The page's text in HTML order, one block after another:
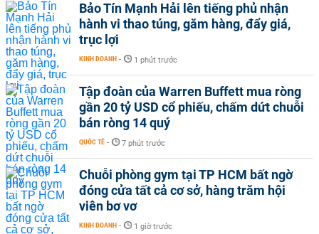
Bảo Tín Mạnh Hải lên tiếng phủ nhận
hành vi thao túng, găm hàng, đẩy giá,
trục lợi
KINH DOANH - 1 phút trước
Tập đoàn của Warren Buffett mua ròng
gần 20 tỷ USD cổ phiếu, chấm dứt chuỗi
bán ròng 14 quý
QUỐC TẾ - 7 phút trước
Chuỗi phòng gym tại TP HCM bất ngờ
đóng cửa tất cả cơ sở, hàng trăm hội
viên bơ vơ
KINH DOANH - 1 giờ trước